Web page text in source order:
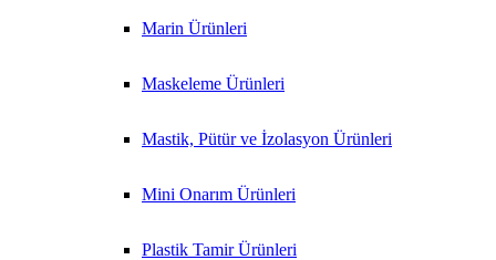
Marin Ürünleri
Maskeleme Ürünleri
Mastik, Pütür ve İzolasyon Ürünleri
Mini Onarım Ürünleri
Plastik Tamir Ürünleri